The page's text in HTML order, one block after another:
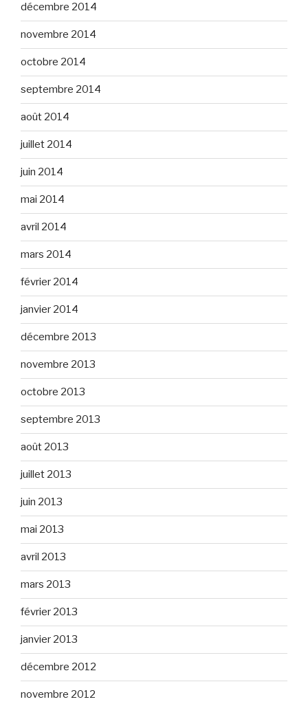
décembre 2014
novembre 2014
octobre 2014
septembre 2014
août 2014
juillet 2014
juin 2014
mai 2014
avril 2014
mars 2014
février 2014
janvier 2014
décembre 2013
novembre 2013
octobre 2013
septembre 2013
août 2013
juillet 2013
juin 2013
mai 2013
avril 2013
mars 2013
février 2013
janvier 2013
décembre 2012
novembre 2012